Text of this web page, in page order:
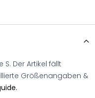
Der Artikel fällt
Größenangaben &